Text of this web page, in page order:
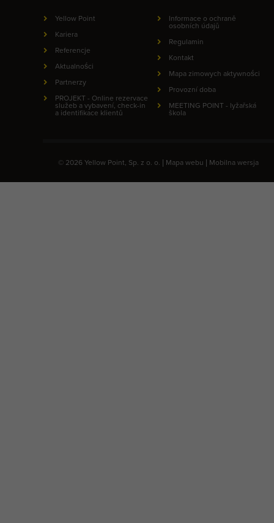
Yellow Point
Kariera
Referencje
Aktualności
Partnerzy
PROJEKT - Online rezervace
služeb a vybavení, check-in
a identifikace klientů
Informace o ochraně
osobních údajů
Regulamin
Kontakt
Mapa zimowych aktywności
Provozní doba
MEETING POINT - lyžařská
škola
© 2026 Yellow Point, Sp. z o. o. | Mapa webu Mobilna wersja